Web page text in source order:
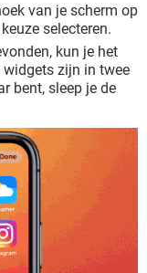
van je scherm op
selecteren.
kun je het
zijn in twee
bent, sleep je de